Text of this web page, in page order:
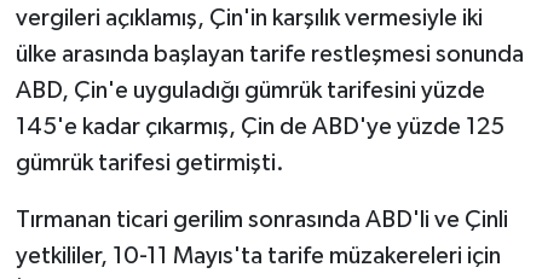
vergileri açıklamış, Çin'in karşılık vermesiyle iki
ülke arasında başlayan tarife restleşmesi sonunda
ABD, Çin'e uyguladığı gümrük tarifesini yüzde
145'e kadar çıkarmış, Çin de ABD'ye yüzde 125
gümrük tarifesi getirmişti.
Tırmanan ticari gerilim sonrasında ABD'li ve Çinli
yetkililer, 10-11 Mayıs'ta tarife müzakereleri için